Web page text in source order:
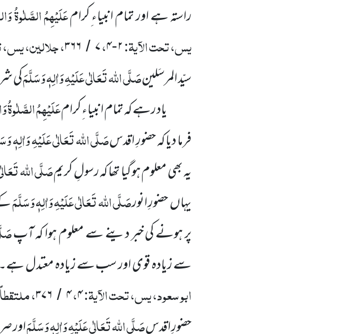
راستہ ہے اور تمام انبیاء ِکرامعَلَیْہِمُ الصَّلٰوۃُ
یس، تحت الآیۃ:۲-۴،۷ / ۳۶۶، جلالین،
سیّد المرسَلینصَلَّی اللہ تَعَالٰی عَلَیْہِ وَاٰلِہٖ وَسَلَّمَکی
یاد رہے کہ تمام انبیاء ِکرامعَلَیْہِمُ الصَّلٰوۃُ
فرما دیا کہ حضورِ اقدسصَلَّیاللہ تَعَالٰی عَلَیْہِ وَاٰلِہٖ
یہ بھی معلوم ہو گیا تھا کہ رسولِ کریمصَلَّی اللہ
یہاں حضورِ انورصَلَّی اللہ تَعَالٰی عَلَیْہِ وَاٰلِہٖ وَسَلَّمَ
پر ہونے کی خبر دینے سے معلوم ہوا کہ آپ
سے زیادہ قوی اور سب سے زیادہ معتدل ہے۔
ابو سعود، یس، تحت الآیۃ:۴،۴ / ۳۷۶، ملتقطاً
حضورِ اقدسصَلَّی اللہ تَعَالٰی عَلَیْہِ وَاٰلِہٖ وَسَلَّمَاور